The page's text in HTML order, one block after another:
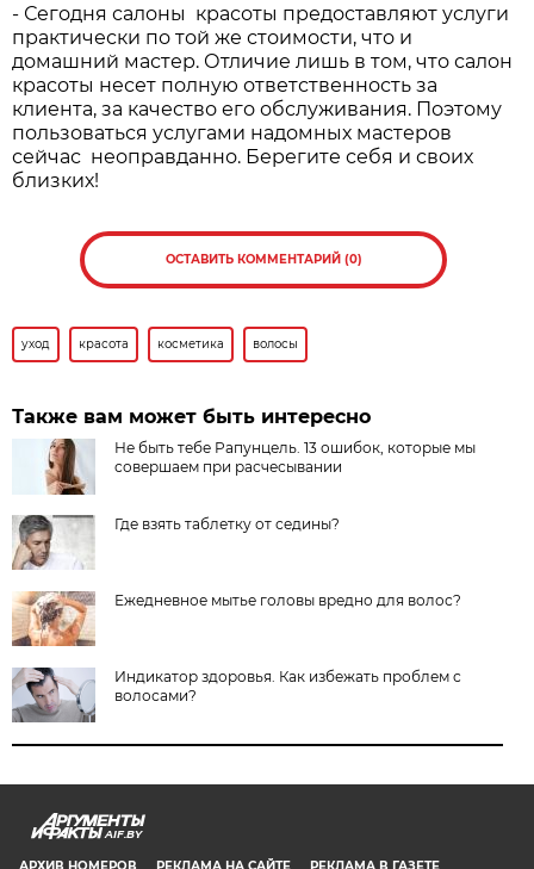
- Сегодня салоны красоты предоставляют услуги
практически по той же стоимости, что и
домашний мастер. Отличие лишь в том, что салон
красоты несет полную ответственность за
клиента, за качество его обслуживания. Поэтому
пользоваться услугами надомных мастеров
сейчас неоправданно. Берегите себя и своих
близких!
ОСТАВИТЬ КОММЕНТАРИЙ (0)
уход красота косметика волосы
Также вам может быть интересно
Не быть тебе Рапунцель. 13 ошибок, которые мы
совершаем при расчесывании
Где взять таблетку от седины?
Ежедневное мытье головы вредно для волос?
Индикатор здоровья. Как избежать проблем с
волосами?
AIF.BY